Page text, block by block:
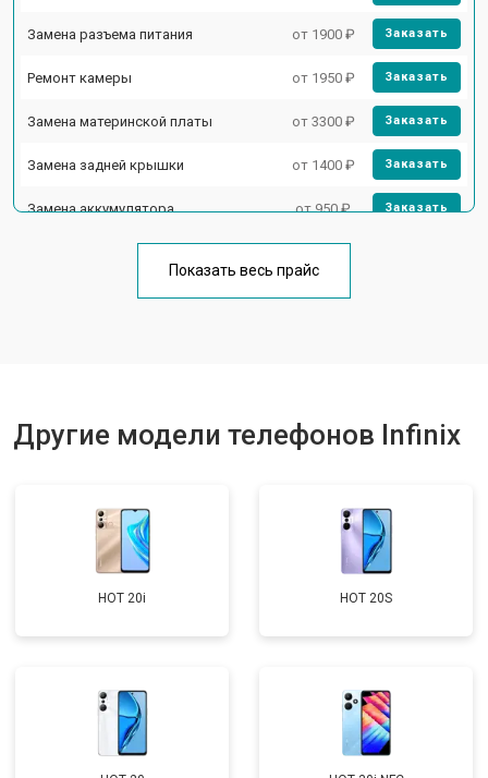
Замена разъема питания от 1900 ₽ Заказать
Ремонт камеры от 1950 ₽ Заказать
Замена материнской платы от 3300 ₽ Заказать
Замена задней крышки от 1400 ₽ Заказать
Замена аккумулятора от 950 ₽ Заказать
Ремонт цепи питания от 3200 ₽
Показать весь прайс
Другие модели телефонов Infinix
HOT 20i HOT 20S